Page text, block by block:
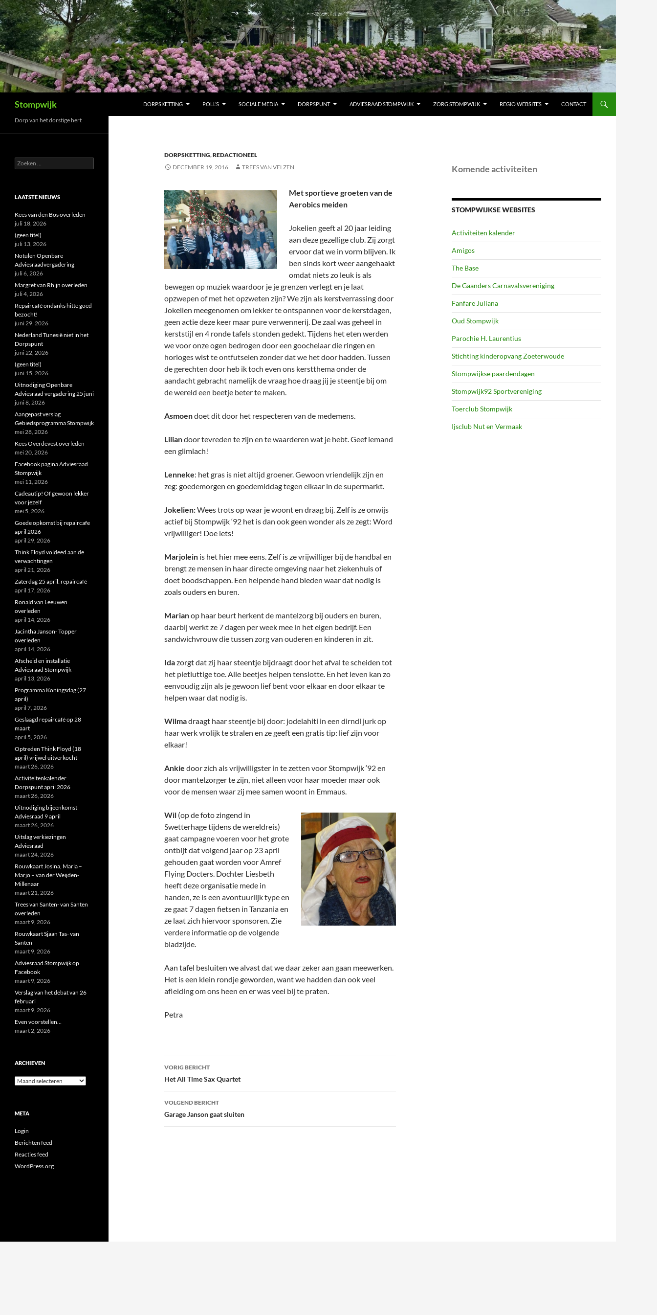
Ga
naar
de
inhoud
Stompwijk DORPSKETTING POLL’S SOCIALE MEDIA DORPSPUNT ADVIESRAAD STOMPWIJK ZORG STOMPWIJK REGIO WEBSITES CONTACT
DORPSKETTING,REDACTIONEEL
DECEMBER 19, 2016
TREES VAN VELZEN
Met sportieve groeten van de
Aerobics meiden
Jokelien geeft al 20 jaar leiding
aan deze gezellige club. Zij zorgt
ervoor dat we in vorm blijven. Ik
ben sinds kort weer aangehaakt
omdat niets zo leuk is als
bewegen op muziek waardoor je je grenzen verlegt en je laat
opzwepen of met het opzweten zijn? We zijn als kerstverrassing door
Jokelien meegenomen om lekker te ontspannen voor de kerstdagen,
geen actie deze keer maar pure verwennerij. De zaal was geheel in
kerststijl en 4 ronde tafels stonden gedekt. Tijdens het eten werden
we voor onze ogen bedrogen door een goochelaar die ringen en
horloges wist te ontfutselen zonder dat we het door hadden. Tussen
de gerechten door heb ik toch even ons kerstthema onder de
aandacht gebracht namelijk de vraag hoe draag jij je steentje bij om
de wereld een beetje beter te maken.
Asmoendoet dit door het respecteren van de medemens.
Liliandoor tevreden te zijn en te waarderen wat je hebt. Geef iemand
een glimlach!
Lenneke: het gras is niet altijd groener. Gewoon vriendelijk zijn en
zeg: goedemorgen en goedemiddag tegen elkaar in de supermarkt.
Jokelien:Wees trots op waar je woont en draag bij. Zelf is ze onwijs
actief bij Stompwijk ‘92 het is dan ook geen wonder als ze zegt: Word
vrijwilliger! Doe iets!
Marjolein is het hier mee eens. Zelf is ze vrijwilliger bij de handbal en
brengt ze mensen in haar directe omgeving naar het ziekenhuis of
doet boodschappen. Een helpende hand bieden waar dat nodig is
zoals ouders en buren.
Marianop haar beurt herkent de mantelzorg bij ouders en buren,
daarbij werkt ze 7 dagen per week mee in het eigen bedrijf. Een
sandwichvrouw die tussen zorg van ouderen en kinderen in zit.
Idazorgt dat zij haar steentje bijdraagt door het afval te scheiden tot
het pietluttige toe. Alle beetjes helpen tenslotte. En het leven kan zo
eenvoudig zijn als je gewoon lief bent voor elkaar en door elkaar te
helpen waar dat nodig is.
Wilmadraagt haar steentje bij door: jodelahiti in een dirndl jurk op
haar werk vrolijk te stralen en ze geeft een gratis tip: lief zijn voor
elkaar!
Ankie door zich als vrijwilligster in te zetten voor Stompwijk ‘92 en
door mantelzorger te zijn, niet alleen voor haar moeder maar ook
voor de mensen waar zij mee samen woont in Emmaus.
Wil (op de foto zingend in
Swetterhage tijdens de wereldreis)
gaat campagne voeren voor het grote
ontbijt dat volgend jaar op 23 april
gehouden gaat worden voor Amref
Flying Docters. Dochter Liesbeth
heeft deze organisatie mede in
handen, ze is een avontuurlijk type en
ze gaat 7 dagen fietsen in Tanzania en
ze laat zich hiervoor sponsoren. Zie
verdere informatie op de volgende
bladzijde.
Aan tafel besluiten we alvast dat we daar zeker aan gaan meewerken.
Het is een klein rondje geworden, want we hadden dan ook veel
afleiding om ons heen en er was veel bij te praten.
Petra
Bericht
navigatie
VORIG BERICHT
Het All Time Sax Quartet
VOLGEND BERICHT
Garage Janson gaat sluiten
Komende activiteiten
STOMPWIJKSE WEBSITES
Activiteiten kalender
Amigos
The Base
De Gaanders Carnavalsvereniging
Fanfare Juliana
Oud Stompwijk
Parochie H. Laurentius
Stichting kinderopvang Zoeterwoude
Stompwijkse paardendagen
Stompwijk92 Sportvereniging
Toerclub Stompwijk
Ijsclub Nut en Vermaak
Dorp van het dorstige hert
Zoeken
naar:
LAATSTE NIEUWS
Kees van den Bos overleden
juli 18, 2026
(geen titel)
juli 13, 2026
Notulen Openbare
Adviesraadvergadering
juli 6, 2026
Margret van Rhijn overleden
juli 4, 2026
Repaircafé ondanks hitte goed
bezocht!
juni 29, 2026
Nederland Tunesië niet in het
Dorpspunt
juni 22, 2026
(geen titel)
juni 15, 2026
Uitnodiging Openbare
Adviesraad vergadering 25 juni
juni 8, 2026
Aangepast verslag
Gebiedsprogramma Stompwijk
mei 28, 2026
Kees Overdevest overleden
mei 20, 2026
Facebook pagina Adviesraad
Stompwijk
mei 11, 2026
Cadeautip! Of gewoon lekker
voor jezelf
mei 5, 2026
Goede opkomst bij repaircafe
april 2026
april 29, 2026
Think Floyd voldeed aan de
verwachtingen
april 21, 2026
Zaterdag 25 april: repaircafé
april 17, 2026
Ronald van Leeuwen
overleden
april 14, 2026
Jacintha Janson- Topper
overleden
april 14, 2026
Afscheid en installatie
Adviesraad Stompwijk
april 13, 2026
Programma Koningsdag (27
april)
april 7, 2026
Geslaagd repaircafé op 28
maart
april 5, 2026
Optreden Think Floyd (18
april) vrijwel uitverkocht
maart 26, 2026
Activiteitenkalender
Dorpspunt april 2026
maart 26, 2026
Uitnodiging bijeenkomst
Adviesraad 9 april
maart 26, 2026
Uitslag verkiezingen
Adviesraad
maart 24, 2026
Rouwkaart Josina, Maria –
Marjo – van der Weijden-
Millenaar
maart 21, 2026
Trees van Santen- van Santen
overleden
maart 9, 2026
Rouwkaart Sjaan Tas- van
Santen
maart 9, 2026
Adviesraad Stompwijk op
Facebook
maart 9, 2026
Verslag van het debat van 26
februari
maart 9, 2026
Even voorstellen…
maart 2, 2026
ARCHIEVEN
Archieven
META
Login
Berichten feed
Reacties feed
WordPress.org